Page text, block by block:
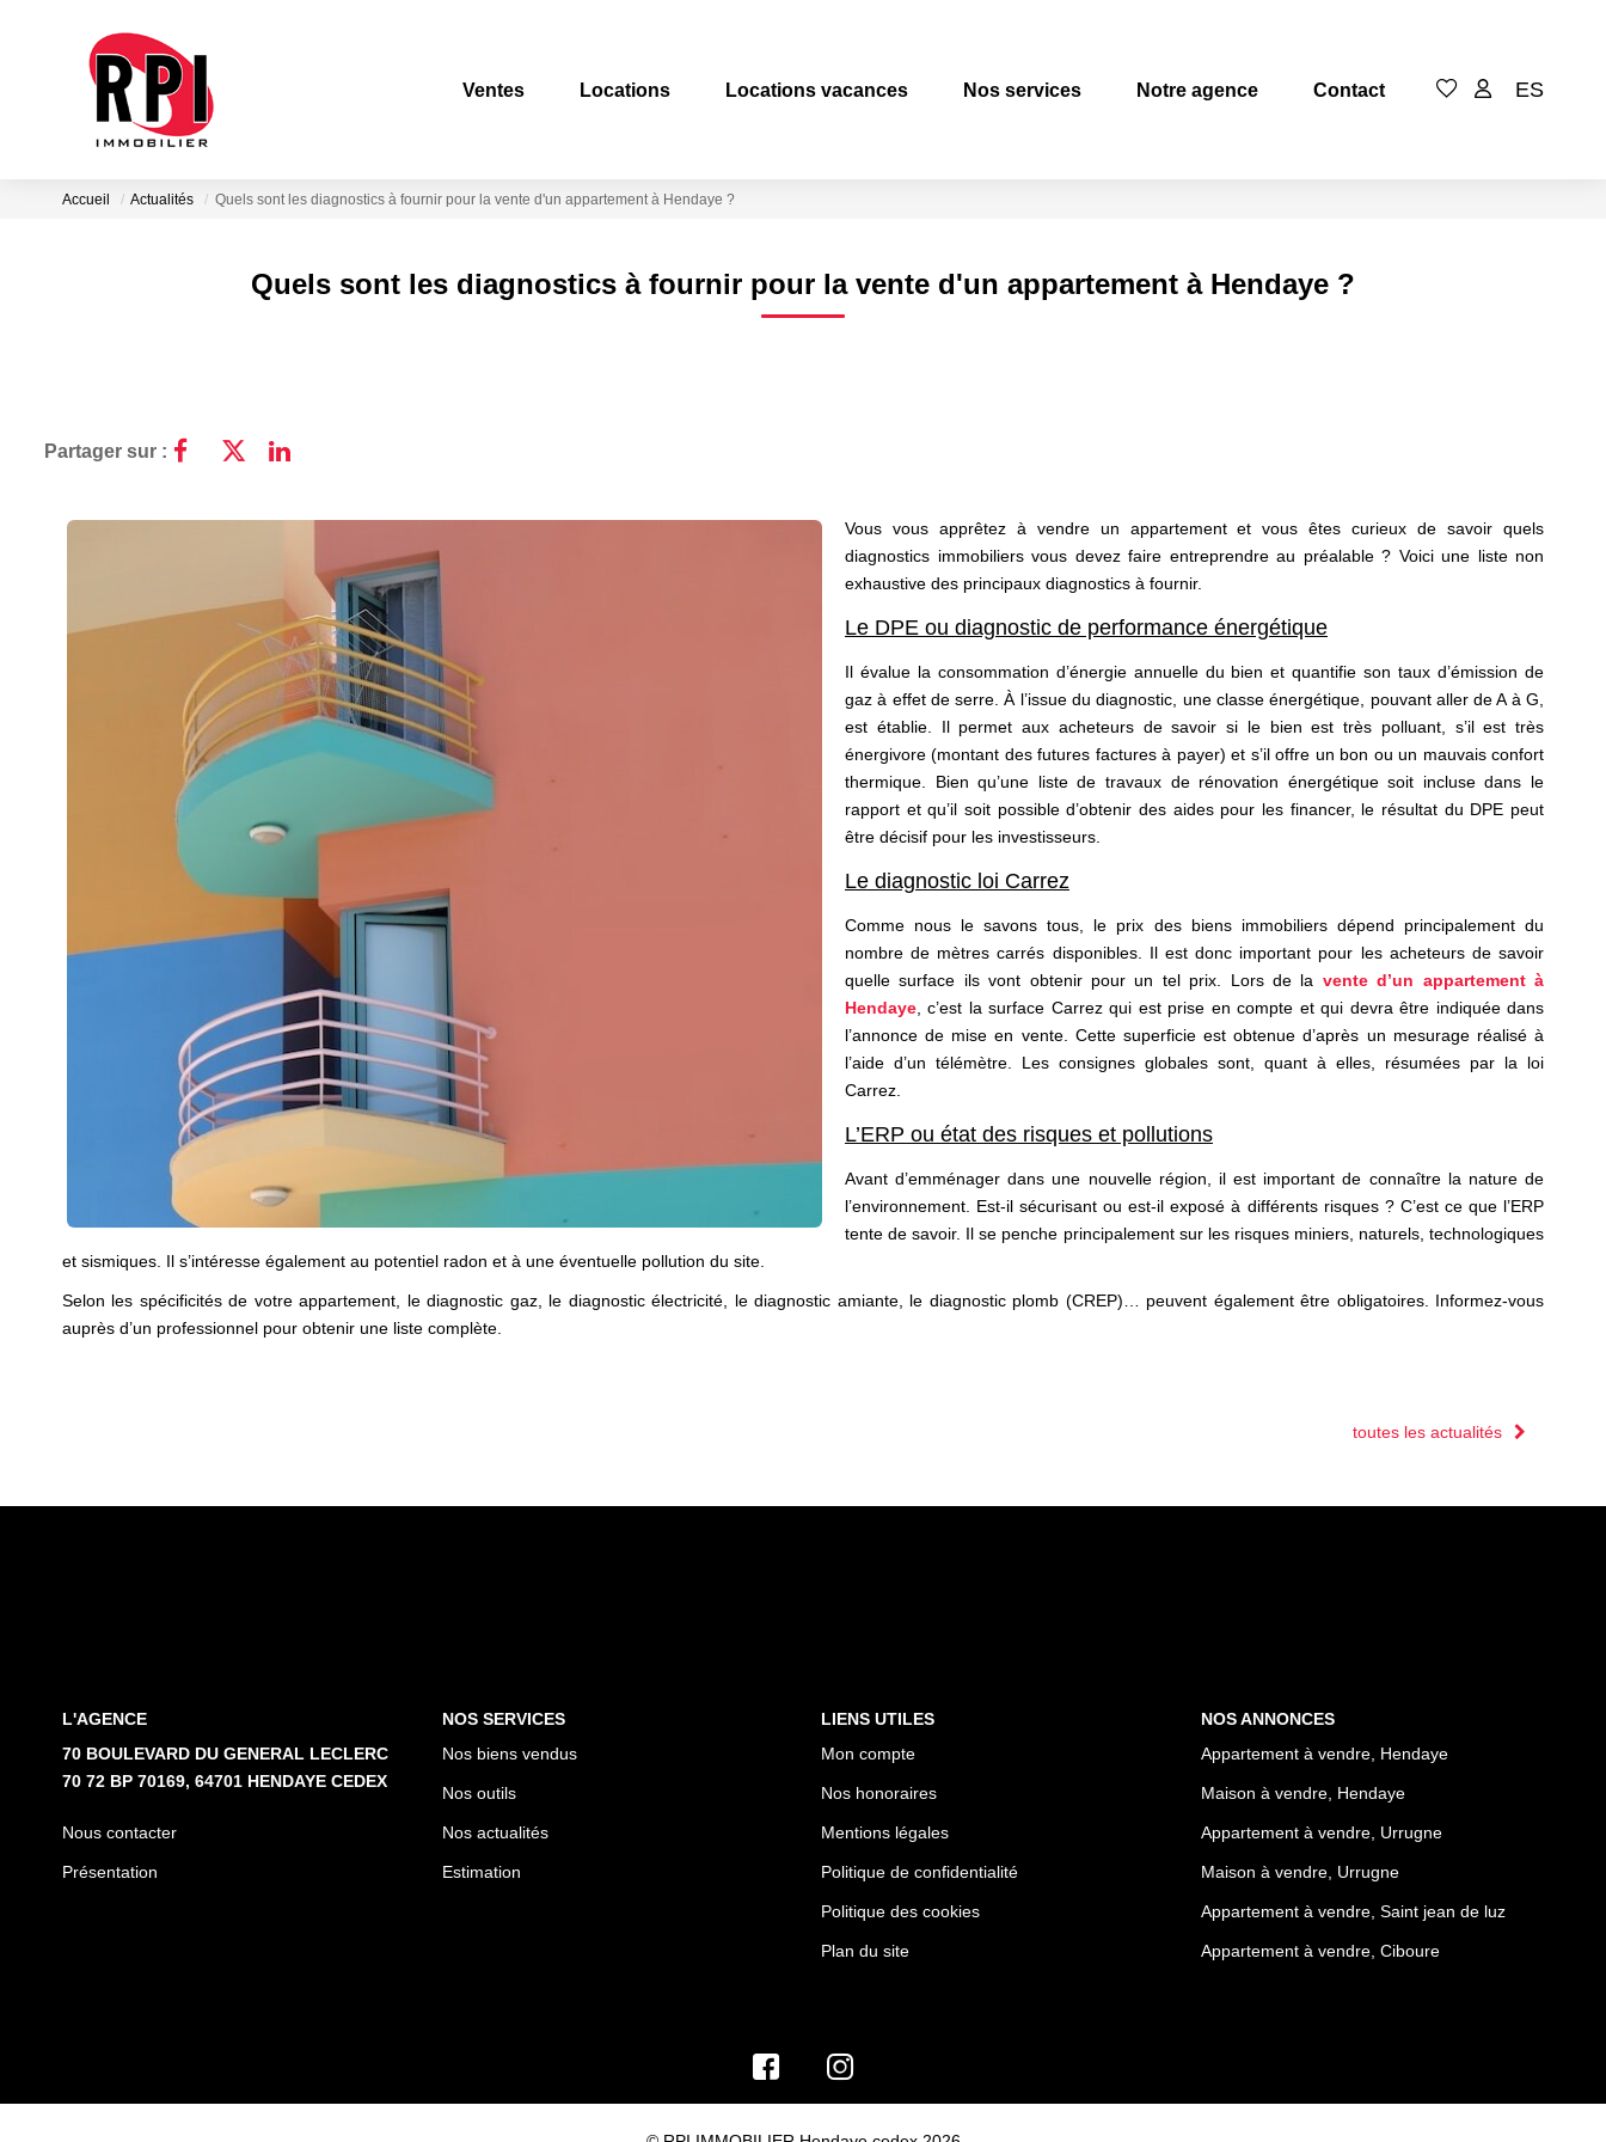
Ventes Locations Locations vacances Nos services Notre agence Contact ES
Accueil Actualités Quels sont les diagnostics à fournir pour la vente d'un appartement à Hendaye ?
Quels sont les diagnostics à fournir pour la vente d'un appartement à Hendaye ?
Partager sur :
Vous vous apprêtez à vendre un appartement et vous êtes curieux de savoir quels
diagnostics immobiliers vous devez faire entreprendre au préalable ? Voici une liste non
exhaustive des principaux diagnostics à fournir.
Le DPE ou diagnostic de performance énergétique
Il évalue la consommation d’énergie annuelle du bien et quantifie son taux d’émission de
gaz à effet de serre. À l’issue du diagnostic, une classe énergétique, pouvant aller de A à G,
est établie. Il permet aux acheteurs de savoir si le bien est très polluant, s’il est très
énergivore (montant des futures factures à payer) et s’il offre un bon ou un mauvais confort
thermique. Bien qu’une liste de travaux de rénovation énergétique soit incluse dans le
rapport et qu’il soit possible d’obtenir des aides pour les financer, le résultat du DPE peut
être décisif pour les investisseurs.
Le diagnostic loi Carrez
Comme nous le savons tous, le prix des biens immobiliers dépend principalement du
nombre de mètres carrés disponibles. Il est donc important pour les acheteurs de savoir
quelle surface ils vont obtenir pour un tel prix. Lors de la vente d’un appartement à
Hendaye , c’est la surface Carrez qui est prise en compte et qui devra être indiquée dans
l’annonce de mise en vente. Cette superficie est obtenue d’après un mesurage réalisé à
l’aide d’un télémètre. Les consignes globales sont, quant à elles, résumées par la loi
Carrez.
L’ERP ou état des risques et pollutions
Avant d’emménager dans une nouvelle région, il est important de connaître la nature de
l’environnement. Est-il sécurisant ou est-il exposé à différents risques ? C’est ce que l’ERP
tente de savoir. Il se penche principalement sur les risques miniers, naturels, technologiques
et sismiques. Il s’intéresse également au potentiel radon et à une éventuelle pollution du site.
Selon les spécificités de votre appartement, le diagnostic gaz, le diagnostic électricité, le diagnostic amiante, le diagnostic plomb (CREP)… peuvent également être obligatoires. Informez-vous
auprès d’un professionnel pour obtenir une liste complète.
toutes les actualités
L'AGENCE
70 BOULEVARD DU GENERAL LECLERC
70 72 BP 70169, 64701 HENDAYE CEDEX
Nous contacter
Présentation
NOS SERVICES
Nos biens vendus
Nos outils
Nos actualités
Estimation
LIENS UTILES
Mon compte
Nos honoraires
Mentions légales
Politique de confidentialité
Politique des cookies
Plan du site
NOS ANNONCES
Appartement à vendre, Hendaye
Maison à vendre, Hendaye
Appartement à vendre, Urrugne
Maison à vendre, Urrugne
Appartement à vendre, Saint jean de luz
Appartement à vendre, Ciboure